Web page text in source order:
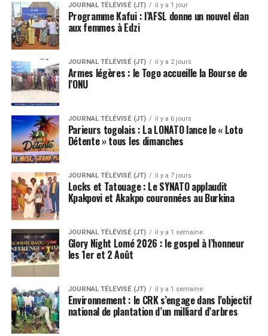
JOURNAL TÉLÉVISÉ (JT) il y a 1 jour
Programme Kafui : l’AFSL donne un nouvel élan
aux femmes à Edzi
JOURNAL TÉLÉVISÉ (JT) il y a 2 jours
Armes légères : le Togo accueille la Bourse de
l’ONU
JOURNAL TÉLÉVISÉ (JT) il y a 6 jours
Parieurs togolais : La LONATO lance le « Loto
Détente » tous les dimanches
JOURNAL TÉLÉVISÉ (JT) il y a 7 jours
Locks et Tatouage : Le SYNATO applaudit
Kpakpovi et Akakpo couronnées au Burkina
JOURNAL TÉLÉVISÉ (JT) il y a 1 semaine
Glory Night Lomé 2026 : le gospel à l’honneur
les 1er et 2 Août
JOURNAL TÉLÉVISÉ (JT) il y a 1 semaine
Environnement : le CRK s’engage dans l’objectif
national de plantation d’un milliard d’arbres